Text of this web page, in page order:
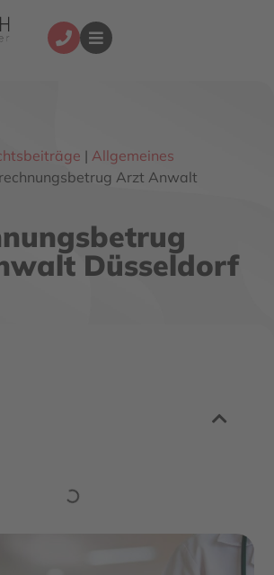
| Allgemeines
Arzt Anwalt
Düsseldorf